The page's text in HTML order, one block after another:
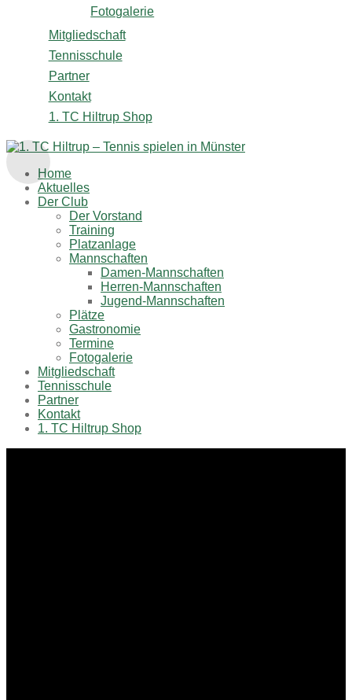
Fotogalerie
Mitgliedschaft
Tennisschule
Partner
Kontakt
1. TC Hiltrup Shop
Home
Aktuelles
Der Club
Der Vorstand
Training
Platzanlage
Mannschaften
Damen-Mannschaften
Herren-Mannschaften
Jugend-Mannschaften
Plätze
Gastronomie
Termine
Fotogalerie
Mitgliedschaft
Tennisschule
Partner
Kontakt
1. TC Hiltrup Shop